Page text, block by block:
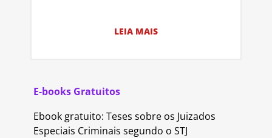
LEIA MAIS
E-books Gratuitos
Ebook gratuito: Teses sobre os Juizados
Especiais Criminais segundo o STJ